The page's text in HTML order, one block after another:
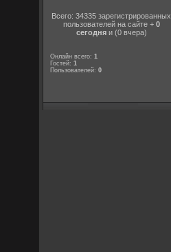
Всего: 34335 зарегистрированных
пользователей на сайте + 0
сегодняи (0 вчера)
Онлайн всего:1
Гостей:1
Пользователей:0